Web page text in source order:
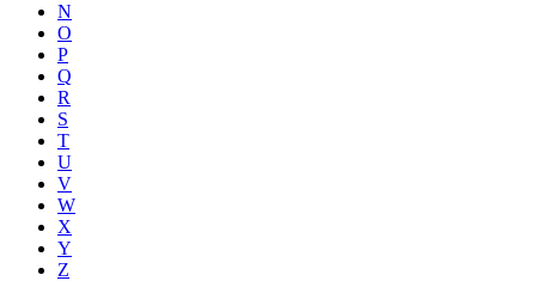
N
O
P
Q
R
S
T
U
V
W
X
Y
Z